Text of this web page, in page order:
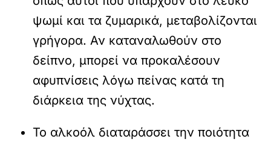
ψωμί και τα ζυμαρικά, μεταβολίζονται
γρήγορα. Αν καταναλωθούν στο
δείπνο, μπορεί να προκαλέσουν
αφυπνίσεις λόγω πείνας κατά τη
διάρκεια της νύχτας.
Το αλκοόλ διαταράσσει την ποιότητα